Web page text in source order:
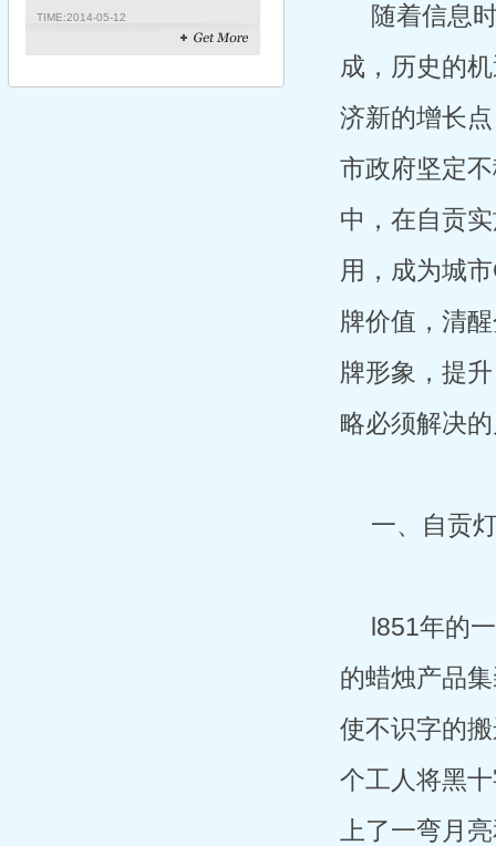
TIME:2014-05-12
随着信息
成，历史的
济新的增长
市政府坚定
中，在自贡
用，成为城
牌价值，清
牌形象，提
略必须解决
一、自贡
l851年的
的蜡烛产品
使不识字的
个工人将黑
上了一弯月